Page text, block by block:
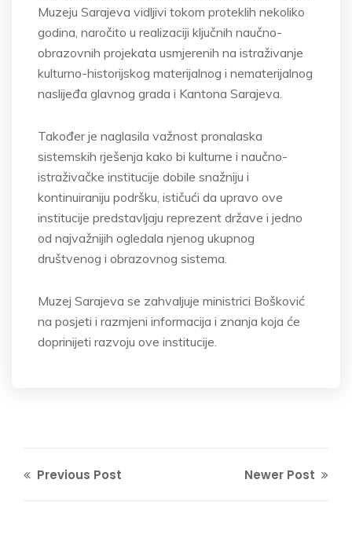
Muzeju Sarajeva vidljivi tokom proteklih nekoliko
godina, naročito u realizaciji ključnih naučno-
obrazovnih projekata usmjerenih na istraživanje
kulturno-historijskog materijalnog i nematerijalnog
naslijeđa glavnog grada i Kantona Sarajeva.
Također je naglasila važnost pronalaska
sistemskih rješenja kako bi kulturne i naučno-
istraživačke institucije dobile snažniju i
kontinuiraniju podršku, ističući da upravo ove
institucije predstavljaju reprezent države i jedno
od najvažnijih ogledala njenog ukupnog
društvenog i obrazovnog sistema.
Muzej Sarajeva se zahvaljuje ministrici Bošković
na posjeti i razmjeni informacija i znanja koja će
doprinijeti razvoju ove institucije.
Previous Post Newer Post